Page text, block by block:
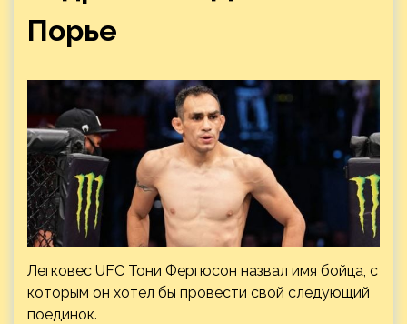
Порье
Легковес UFC Тони Фергюсон назвал имя бойца, с
которым он хотел бы провести свой следующий
поединок.